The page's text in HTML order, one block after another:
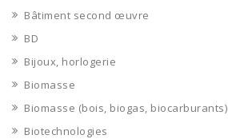
Bâtiment second œuvre
BD
Bijoux, horlogerie
Biomasse
Biomasse (bois, biogas, biocarburants)
Biotechnologies